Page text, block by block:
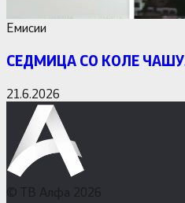
Емисии
СЕДМИЦА СО КОЛЕ
21.6.2026
© ТВ Алфа 2026